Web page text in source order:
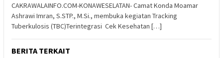
CAKRAWALAINFO.COM-KONAWESELATAN- Camat Konda Moamar
Ashrawi Imran, S.STP., M.Si., membuka kegiatan Tracking
Tuberkulosis (TBC)Terintegrasi Cek Kesehatan […]
BERITA TERKAIT